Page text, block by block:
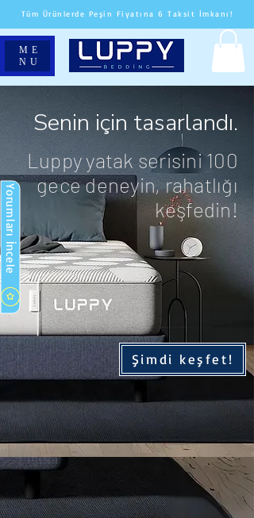
ME
NU
Tüm Ürünlerde Peşin Fiyatına 6 Taksit İmkanı!
Senin için tasarlandı.
Luppy yatak serisini 100
gece deneyin, rahatlığı
keşfedin!
Şimdi keşfet!
Yorumları İncele